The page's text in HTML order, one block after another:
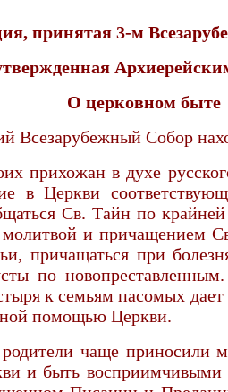
принятая 3-м
О церковном быте
Всезарубежный Собор
прихожан в духе
в Церкви
Св. Тайн по
и причащением
причащаться при
по
к семьям пасомых
помощью Церкви.
чаще приносили
и быть